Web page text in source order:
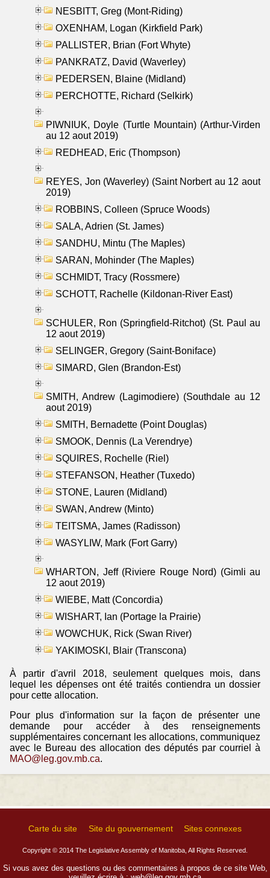
NESBITT, Greg (Mont-Riding)
OXENHAM, Logan (Kirkfield Park)
PALLISTER, Brian (Fort Whyte)
PANKRATZ, David (Waverley)
PEDERSEN, Blaine (Midland)
PERCHOTTE, Richard (Selkirk)
PIWNIUK, Doyle (Turtle Mountain) (Arthur-Virden
au 12 aout 2019)
REDHEAD, Eric (Thompson)
REYES, Jon (Waverley) (Saint Norbert au 12 aout
2019)
ROBBINS, Colleen (Spruce Woods)
SALA, Adrien (St. James)
SANDHU, Mintu (The Maples)
SARAN, Mohinder (The Maples)
SCHMIDT, Tracy (Rossmere)
SCHOTT, Rachelle (Kildonan-River East)
SCHULER, Ron (Springfield-Ritchot) (St. Paul au
12 aout 2019)
SELINGER, Gregory (Saint-Boniface)
SIMARD, Glen (Brandon-Est)
SMITH, Andrew (Lagimodiere) (Southdale au 12
aout 2019)
SMITH, Bernadette (Point Douglas)
SMOOK, Dennis (La Verendrye)
SQUIRES, Rochelle (Riel)
STEFANSON, Heather (Tuxedo)
STONE, Lauren (Midland)
SWAN, Andrew (Minto)
TEITSMA, James (Radisson)
WASYLIW, Mark (Fort Garry)
WHARTON, Jeff (Riviere Rouge Nord) (Gimli au
12 aout 2019)
WIEBE, Matt (Concordia)
WISHART, Ian (Portage la Prairie)
WOWCHUK, Rick (Swan River)
YAKIMOSKI, Blair (Transcona)
À partir d'avril 2018, seulement quelques mois, dans
lequel les dépenses ont été traités contiendra un dossier
pour cette allocation.
Pour plus d'information sur la façon de présenter une
demande pour accéder à des renseignements
supplémentaires concernant les allocations, communiquez
avec le Bureau des allocation des députés par courriel à
MAO@leg.gov.mb.ca.
Carte du site Site du gouvernement Sites connexes
Copyright © 2014 The Legislative Assembly of Manitoba, All Rights Reserved.
Si vous avez des questions ou des commentaires à propos de ce site Web,